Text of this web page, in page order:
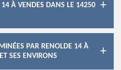
14 À VENDES DANS LE 14250
PAR RENOLDE 14 À
SES ENVIRONS